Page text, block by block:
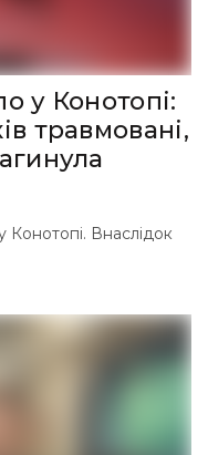
у Конотопі:
травмовані,
Внаслідок